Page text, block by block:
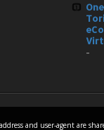
-
and user-agent are